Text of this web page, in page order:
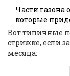
Части
которые
Вот типичные
стрижке, если
месяца: